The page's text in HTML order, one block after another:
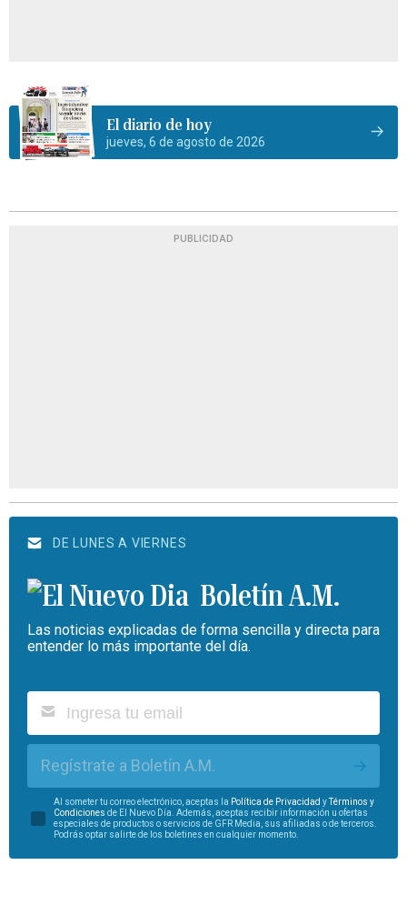
El diario de hoy
jueves, 6 de agosto de 2026
PUBLICIDAD
DE LUNES A VIERNES
Boletín A.M.
Las noticias explicadas de forma sencilla y directa para
entender lo más importante del día.
Regístrate a Boletín A.M.
Al someter tu correo electrónico, aceptas la Política de Privacidad yTérminos y
Condiciones de El Nuevo Día. Además, aceptas recibir información u ofertas
especiales de productos o servicios de GFR Media, sus afiliadas o de terceros.
Podrás optar salirte de los boletines en cualquier momento.